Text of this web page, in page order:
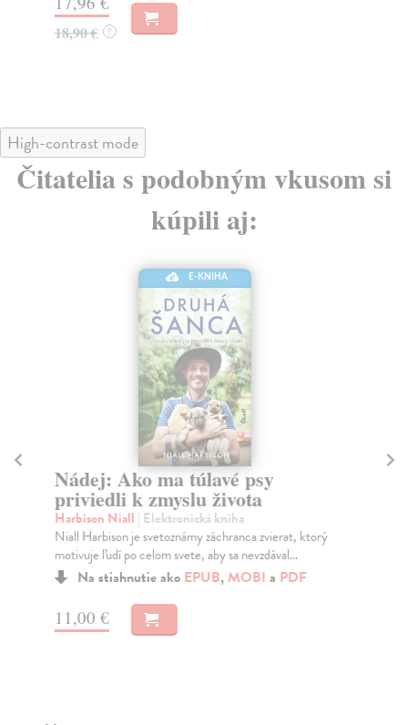
18,90 € ?
High-contrast mode
Čitatelia s podobným vkusom si
kúpili aj:
E-KNIHA
Nádej: Ako ma túlavé psy
priviedli k zmyslu života
Harbison Niall | Elektronická kniha
Niall Harbison je svetoznámy záchranca zvierat, ktorý
motivuje ľudí po celom svete, aby sa nevzdával...
Na stiahnutie ako EPUB,MOBI a PDF
11,00 €